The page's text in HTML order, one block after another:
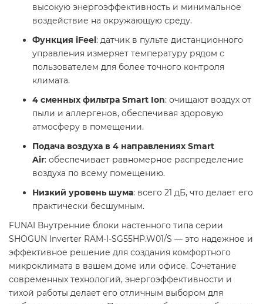
высокую энергоэффективность и минимальное
воздействие на окружающую среду.
Функция iFeel: датчик в пульте дистанционного
управления измеряет температуру рядом с
пользователем для более точного контроля
климата.
4 сменных фильтра Smart Ion: очищают воздух от
пыли и аллергенов, обеспечивая здоровую
атмосферу в помещении.
Подача воздуха в 4 направлениях Smart
Air: обеспечивает равномерное распределение
воздуха по всему помещению.
Низкий уровень шума: всего 21 дБ, что делает его
практически бесшумным. ​
FUNAI Внутренние блоки настенного типа серии
SHOGUN Inverter RAM-I-SG55HP.W01/S — это надежное и
эффективное решение для создания комфортного
микроклимата в вашем доме или офисе. Сочетание
современных технологий, энергоэффективности и
тихой работы делает его отличным выбором для